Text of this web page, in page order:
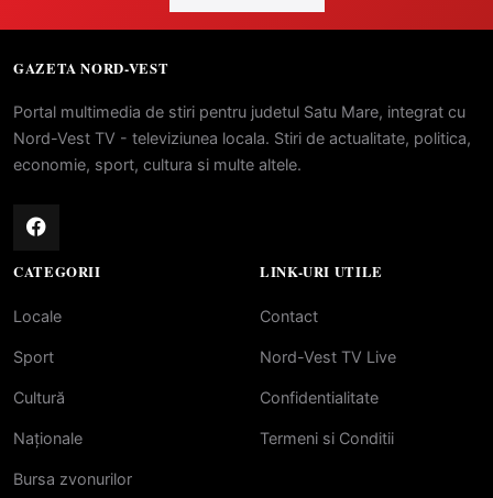
GAZETA NORD-VEST
Portal multimedia de stiri pentru judetul Satu Mare, integrat cu
Nord-Vest TV - televiziunea locala. Stiri de actualitate, politica,
economie, sport, cultura si multe altele.
CATEGORII
Locale
Sport
Cultură
Naționale
Bursa zvonurilor
LINK-URI UTILE
Contact
Nord-Vest TV Live
Confidentialitate
Termeni si Conditii